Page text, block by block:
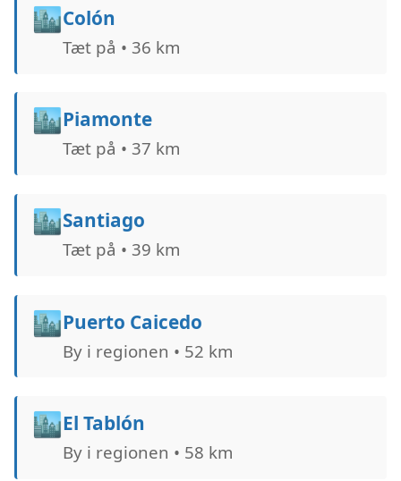
🏙️Colón
Tæt på • 36 km
🏙️Piamonte
Tæt på • 37 km
🏙️Santiago
Tæt på • 39 km
🏙️Puerto Caicedo
By i regionen • 52 km
🏙️El Tablón
By i regionen • 58 km